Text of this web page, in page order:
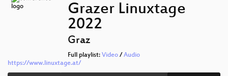
Grazer Linuxtage
2022
Graz
Full playlist: Video/ Audio
https://www.linuxtage.at/